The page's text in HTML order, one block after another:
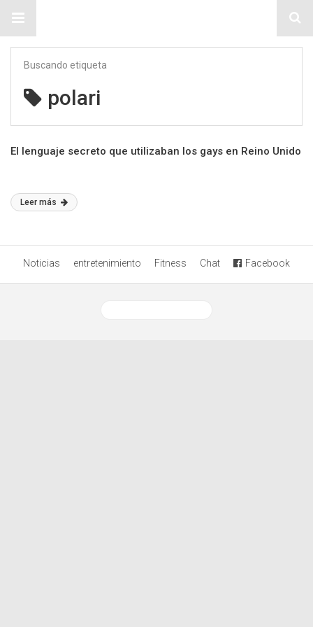
Buscando etiqueta
polari
El lenguaje secreto que utilizaban los gays en Reino Unido
Leer más
Noticias entretenimiento Fitness Chat Facebook